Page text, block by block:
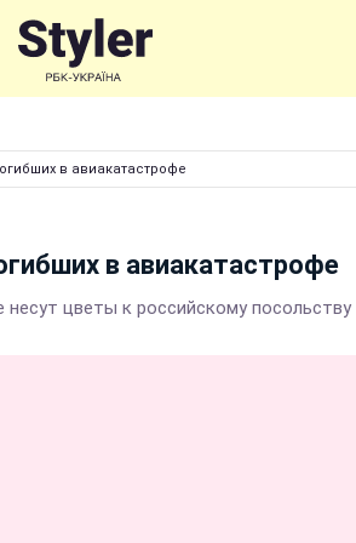
в авиакатастрофе
в авиакатастрофе
несут цветы к российскому посольству